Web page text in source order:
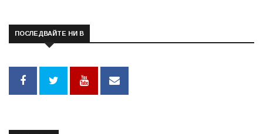
ПОСЛЕДВАЙТЕ НИ В